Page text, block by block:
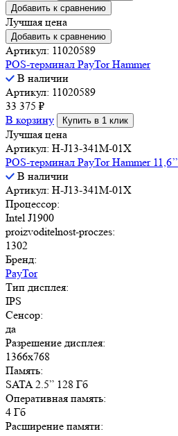
Добавить к сравнению
Лучшая цена
Добавить к сравнению
Артикул: 11020589
POS-терминал PayTor Hammer
В наличии
Артикул: 11020589
33 375 ₽
В корзину
Купить в 1 клик
Лучшая цена
Артикул: H-J13-341M-01X
POS-терминал PayTor Hammer 11,6’’
В наличии
Артикул: H-J13-341M-01X
Процессор:
Intel J1900
proizvoditelnost-proczes:
1302
Бренд:
PayTor
Тип дисплея:
IPS
Сенсор:
да
Разрешение дисплея:
1366x768
Память:
SATA 2.5” 128 Гб
Оперативная память:
4 Гб
Расширение памяти: